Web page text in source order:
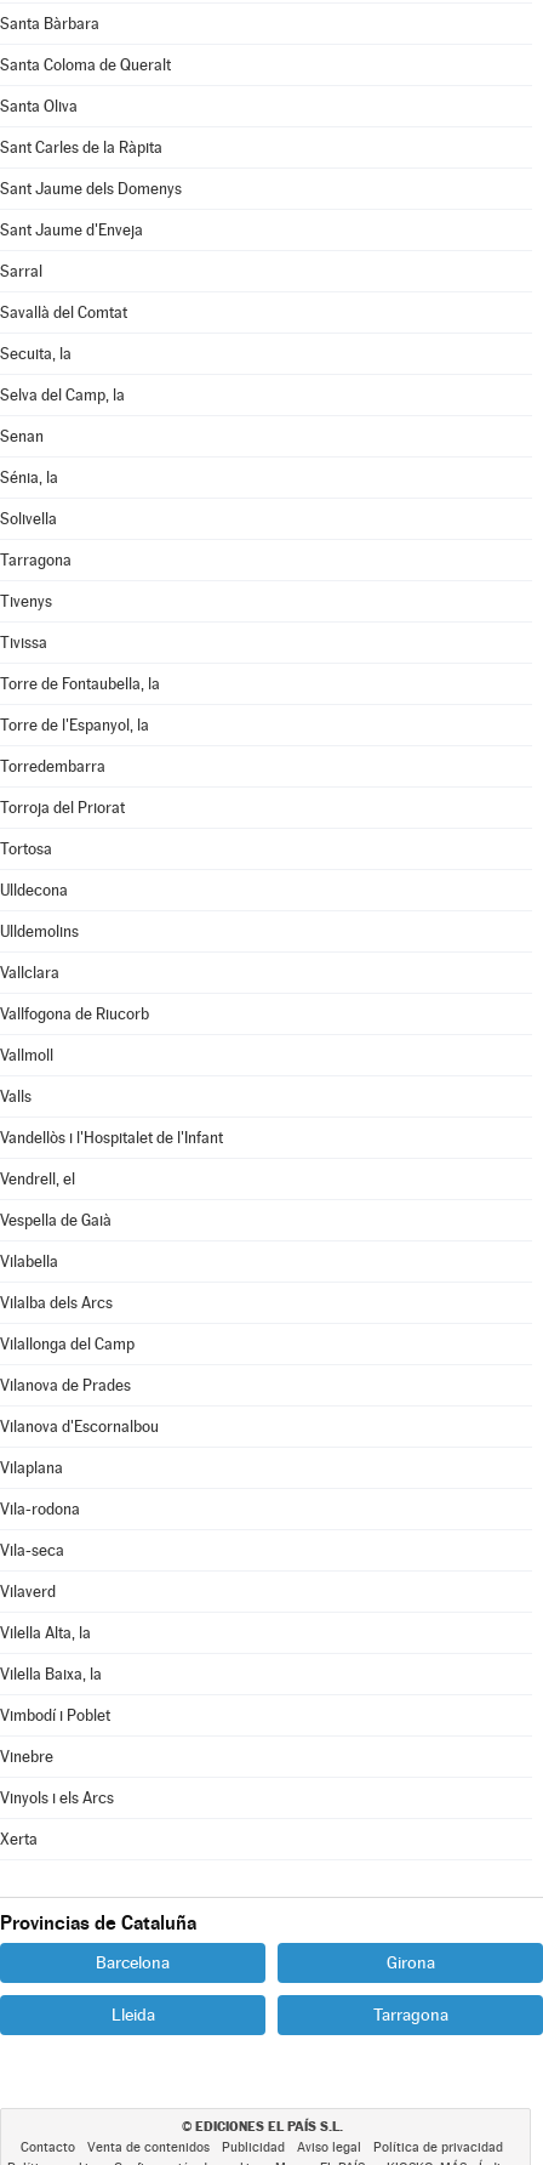
Santa Bàrbara
Santa Coloma de Queralt
Santa Oliva
Sant Carles de la Ràpita
Sant Jaume dels Domenys
Sant Jaume d'Enveja
Sarral
Savallà del Comtat
Secuita, la
Selva del Camp, la
Senan
Sénia, la
Solivella
Tarragona
Tivenys
Tivissa
Torre de Fontaubella, la
Torre de l'Espanyol, la
Torredembarra
Torroja del Priorat
Tortosa
Ulldecona
Ulldemolins
Vallclara
Vallfogona de Riucorb
Vallmoll
Valls
Vandellòs i l'Hospitalet de l'Infant
Vendrell, el
Vespella de Gaià
Vilabella
Vilalba dels Arcs
Vilallonga del Camp
Vilanova de Prades
Vilanova d'Escornalbou
Vilaplana
Vila-rodona
Vila-seca
Vilaverd
Vilella Alta, la
Vilella Baixa, la
Vimbodí i Poblet
Vinebre
Vinyols i els Arcs
Xerta
Provincias de Cataluña
Barcelona Girona
Lleida Tarragona
© EDICIONES EL PAÍS S.L.
Contacto Venta de contenidos Publicidad Aviso legal
Política de privacidad